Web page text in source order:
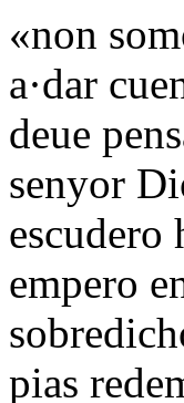
«non
a·dar
deue
senyor
escudero
empero
pias